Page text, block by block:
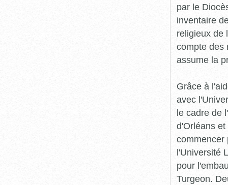
par le
inventaire
religieux de
compte des
assume la
Grâce à
avec
le cadre de
d'Orléans
commencer
l'Université
pour
Turgeon.